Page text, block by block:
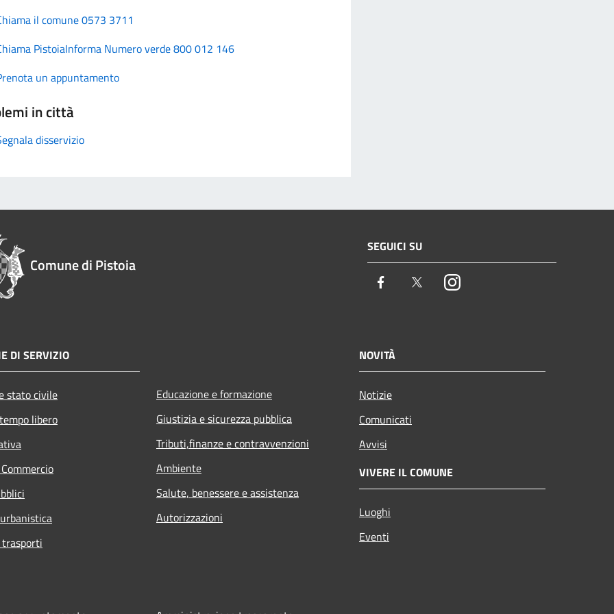
il comune 0573 3711
PistoiaInforma Numero verde 800 012 146
un appuntamento
in città
disservizio
Comune di Pistoia
SEGUICI SU
Facebook TwitterInstagram
DI SERVIZIO
stato civile
libero
Educazione e formazione
Giustizia e sicurezza pubblica
Tributi,finanze e contravvenzioni
Ambiente
Salute, benessere e assistenza
Autorizzazioni
NOVITÀ
Notizie
Comunicati
Avvisi
VIVERE IL COMUNE
Luoghi
Eventi